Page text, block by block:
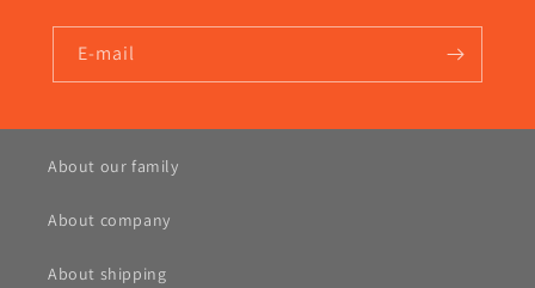
E-mail
About our family
About company
About shipping